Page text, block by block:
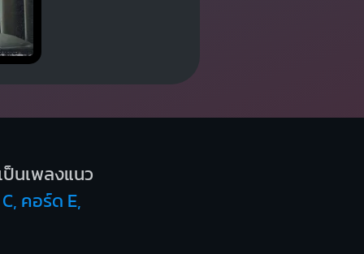
นเพลงแนว
คอร์ด E,